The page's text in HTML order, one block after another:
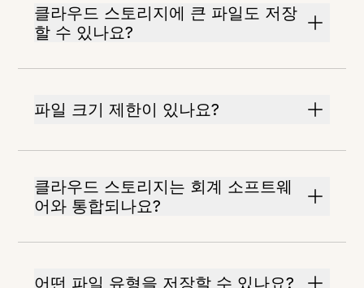
클라우드 스토리지에 큰 파일도 저장
할 수 있나요?
파일 크기 제한이 있나요?
클라우드 스토리지는 회계 소프트웨
어와 통합되나요?
어떤 파일 유형을 저장할 수 있나요?